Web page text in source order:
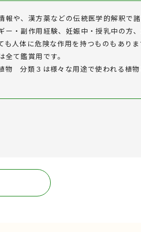
や、漢方薬などの伝統医学的解釈で
・副作用経験、妊娠中・授乳中の方
人体に危険な作用を持つものもあり
て鑑賞用です。
分類３は様々な用途で使われる植物